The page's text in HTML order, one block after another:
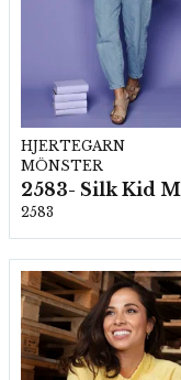
HJERTEGARN
MÖNSTER
2583